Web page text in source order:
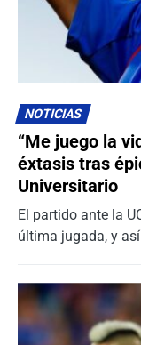
NOTICIAS
“Me juego la
éxtasis tras
Universitario
El partido ante la
última jugada, y